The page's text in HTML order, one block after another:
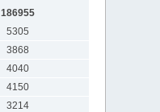
186955
5305
3868
4040
4150
3214